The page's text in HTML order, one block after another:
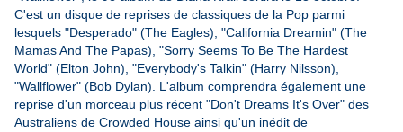
C'est un disque de reprises de classiques de la Pop parmi
lesquels "Desperado" (The Eagles), "California Dreamin" (The
Mamas And The Papas), "Sorry Seems To Be The Hardest
World" (Elton John), "Everybody's Talkin" (Harry Nilsson),
"Wallflower" (Bob Dylan). L'album comprendra également une
reprise d'un morceau plus récent "Don't Dreams It's Over" des
Australiens de Crowded House ainsi qu'un inédit de